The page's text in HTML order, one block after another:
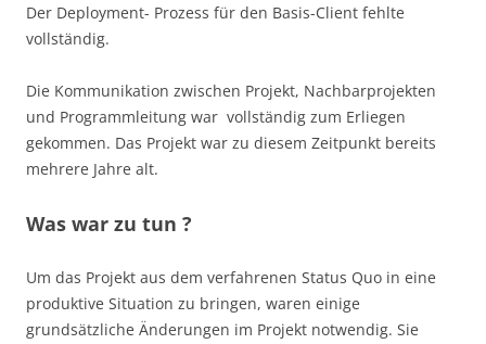
Der Deployment- Prozess für den Basis-Client fehlte
vollständig.
Die Kommunikation zwischen Projekt, Nachbarprojekten
und Programmleitung war vollständig zum Erliegen
gekommen. Das Projekt war zu diesem Zeitpunkt bereits
mehrere Jahre alt.
Was war zu tun ?
Um das Projekt aus dem verfahrenen Status Quo in eine
produktive Situation zu bringen, waren einige
grundsätzliche Änderungen im Projekt notwendig. Sie